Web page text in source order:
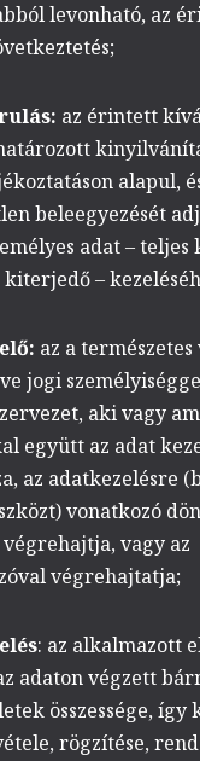
levonható, az
az érintett
alapul,
beleegyezését
adat – teljes
–
az a
jogi
aki vagy
együtt az adat
az adatkezelésre
vonatkozó
végrehajtja, vagy az
végrehajtatja;
: az alkalmazott
adaton végzett
összessége, így
rögzítése,